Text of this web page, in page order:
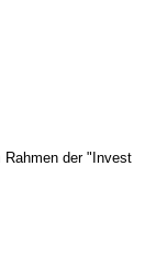
Rahmen der "Invest